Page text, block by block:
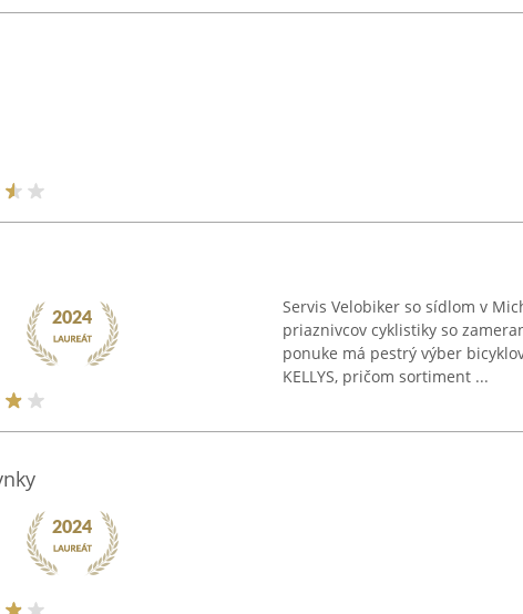
Servis Velobiker so sídlom v
priaznivcov cyklistiky so
ponuke má pestrý výber
KELLYS, pričom sortiment ...